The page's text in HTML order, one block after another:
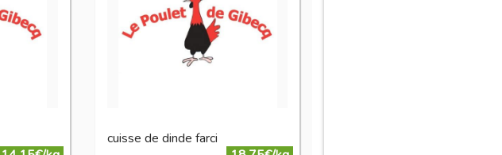
cuisse de dinde farci